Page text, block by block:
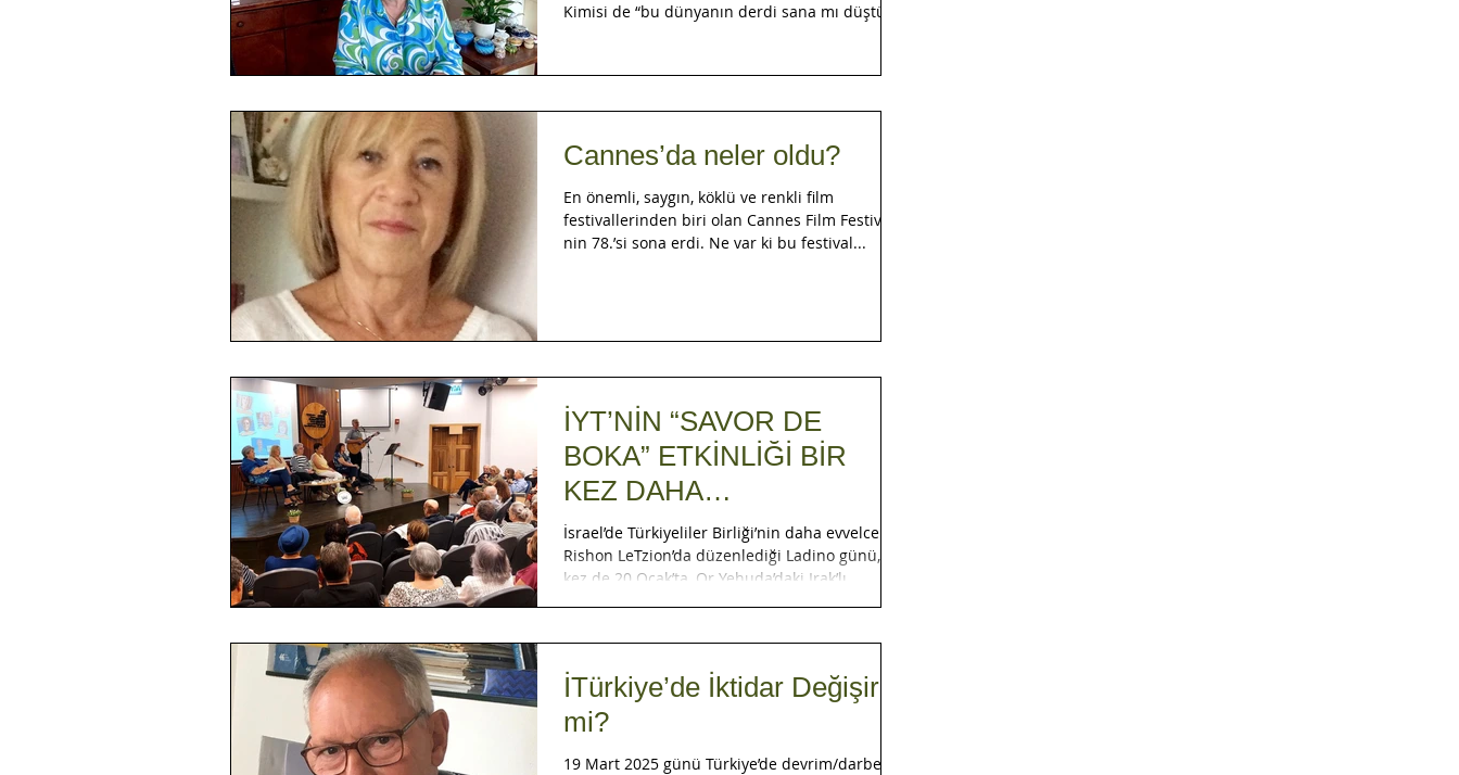
Kimisi de “bu dünyanın derdi sana mı düştü...
Cannes’da neler oldu?
En önemli, saygın, köklü ve renkli film
festivallerinden biri olan Cannes Film Festivali
nin 78.’si sona erdi. Ne var ki bu festival...
İYT’NİN “SAVOR DE
BOKA” ETKİNLİĞİ BİR
KEZ DAHA
SEYİRCİYLEBULUŞTU
İsrael’de Türkiyeliler Birliği’nin daha evvelce
Rishon LeTzion’da düzenlediği Ladino günü, bu
kez de 20 Ocak’ta, Or Yehuda’daki Irak’lı...
İTürkiye’de İktidar Değişir
mi?
19 Mart 2025 günü Türkiye’de devrim/darbe